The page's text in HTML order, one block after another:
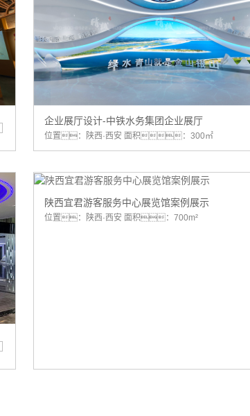
企业展厅设计-中铁水务集团企业展厅
位置：陕西·西安 面积：300㎡
陕西宜君游客服务中心展览馆案例展示
位置：陕西·西安 面积：700m²